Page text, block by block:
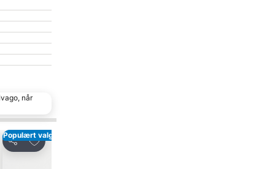
når
Populært valg
Del
Føj til favoritter